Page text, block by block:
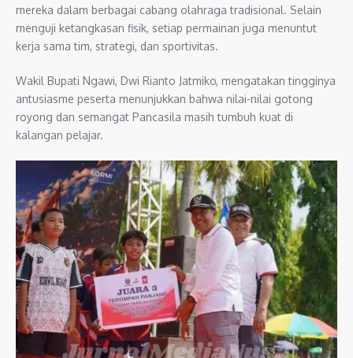
mereka dalam berbagai cabang olahraga tradisional. Selain
menguji ketangkasan fisik, setiap permainan juga menuntut
kerja sama tim, strategi, dan sportivitas.
Wakil Bupati Ngawi, Dwi Rianto Jatmiko, mengatakan tingginya
antusiasme peserta menunjukkan bahwa nilai-nilai gotong
royong dan semangat Pancasila masih tumbuh kuat di
kalangan pelajar.